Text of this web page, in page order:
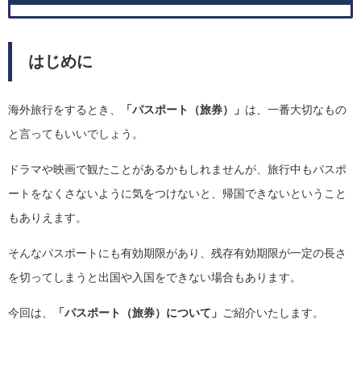
はじめに
海外旅行をするとき、 「パスポート（旅券）」 は、一番大切なもの
と言ってもいいでしょう。
ドラマや映画で観たことがあるかもしれませんが、旅行中もパスポ
ートをなくさないように気をつけないと、帰国できないということ
もありえます。
そんなパスポートにも有効期限があり、残存有効期限が一定の長さ
を切ってしまうと出国や入国をできない場合もあります。
今回は、 「パスポート（旅券）について」 ご紹介いたします。